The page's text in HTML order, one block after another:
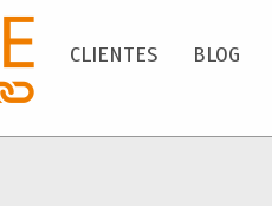
CLIENTES BLOG